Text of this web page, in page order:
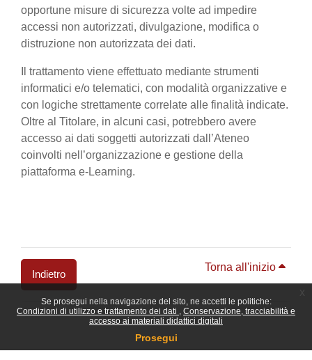
Se prosegui nella navigazione del sito, ne accetti le politiche:
Condizioni di utilizzo e trattamento dei dati
Conservazione, tracciabilità e
accesso ai materiali didattici digitali
Prosegui
opportune misure di sicurezza volte ad impedire
accessi non autorizzati, divulgazione, modifica o
distruzione non autorizzata dei dati.
Il trattamento viene effettuato mediante strumenti
informatici e/o telematici, con modalità organizzative e
con logiche strettamente correlate alle finalità indicate.
Oltre al Titolare, in alcuni casi, potrebbero avere
accesso ai dati soggetti autorizzati dall’Ateneo
coinvolti nell’organizzazione e gestione della
piattaforma e-Learning.
Indietro
Torna all'inizio
Blocchi